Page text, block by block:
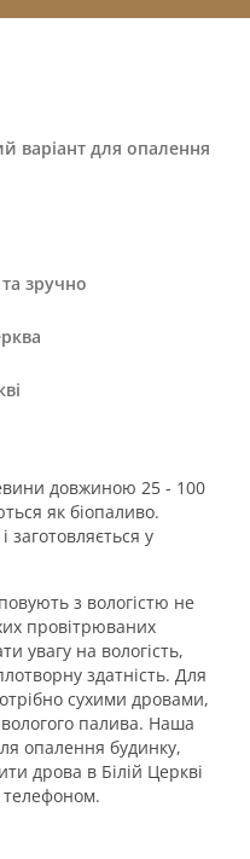
варіант для опалення
зручно
довжиною 25 - 100
як біопаливо.
заготовляється у
з вологістю не
провітрюваних
увагу на вологість,
здатність. Для
сухими дровами,
палива. Наша
опалення будинку,
дрова в Білій Церкві